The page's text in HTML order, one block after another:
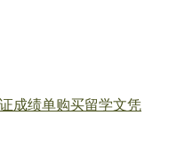
成绩单购买留学文凭